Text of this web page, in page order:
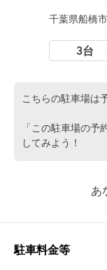
千葉県船橋
3台
こちらの駐車場は
「この駐車場の
してみよう！
あ
駐車料金等